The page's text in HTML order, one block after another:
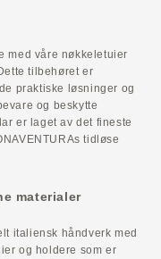
med våre nøkkeletuier
tilbehøret er
praktiske løsninger og
og beskytte
er laget av det fineste
tidløse
materialer
italiensk håndverk med
og holdere som er